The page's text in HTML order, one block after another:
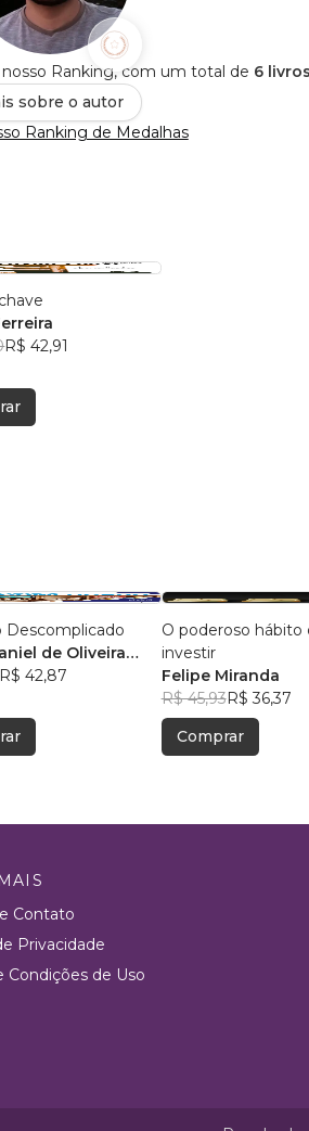
Ranking, com um total de 6
sobre o autor
Ranking de Medalhas
R$ 42,91
Descomplicado
de Oliveira
R$ 42,87
O poderoso hábito
investir
Felipe Miranda
R$ 45,93R$ 36,37
Comprar
Contato
Privacidade
Condições de Uso